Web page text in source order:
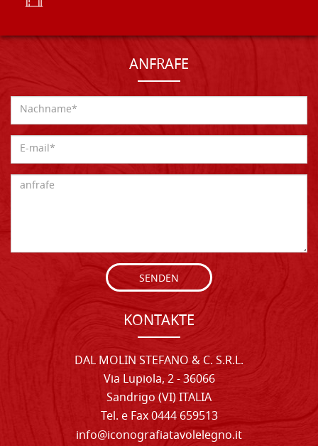
ANFRAFE
SENDEN
KONTAKTE
DAL MOLIN STEFANO & C. S.R.L.
Via Lupiola, 2 - 36066
Sandrigo (VI) ITALIA
Tel. e Fax 0444 659513
info@iconografiatavolelegno.it